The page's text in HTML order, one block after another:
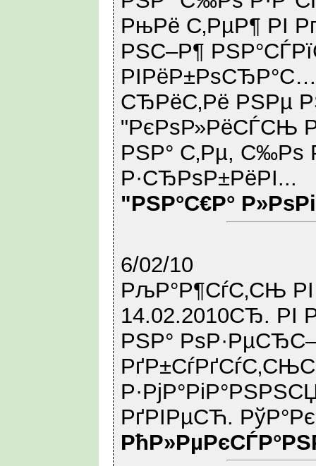
РњРё С‚РµР¶ РІ
РЅС–Р¶
СЂРёС‚Рё РЅРµ
"РєРѕР»РёСЃСЊ
РЅР° С‚Рµ, С‰Рѕ
Р·СЂРѕР±РёРІ...
"РЅР°С€Р°
6/02/10
РљР°Р¶СѓС‚СЊ
14.02.2010СЂ.
РЅР°
РґРІРµСЋ.